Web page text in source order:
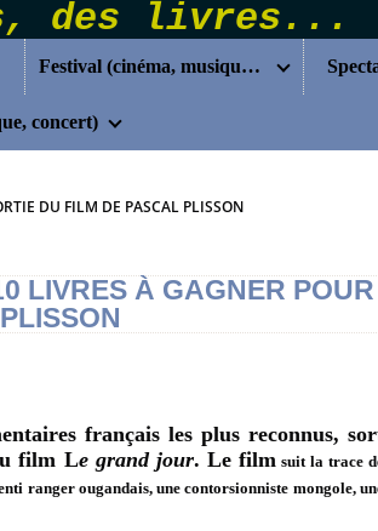
Festival (cinéma, musique...)
concert)
DU FILM DE PASCAL PLISSON
LIVRES À GAGNER POUR
français les plus reconnus,
film Le grand jour. Le filmsuit la trace
ranger ougandais, une contorsionniste mongole,